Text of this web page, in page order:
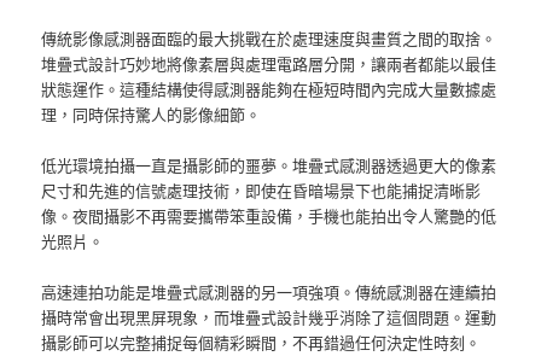
傳統影像感測器面臨的最大挑戰在於處理速度與畫質之間的取捨。
堆疊式設計巧妙地將像素層與處理電路層分開，讓兩者都能以最佳
狀態運作。這種結構使得感測器能夠在極短時間內完成大量數據處
理，同時保持驚人的影像細節。
低光環境拍攝一直是攝影師的噩夢。堆疊式感測器透過更大的像素
尺寸和先進的信號處理技術，即使在昏暗場景下也能捕捉清晰影
像。夜間攝影不再需要攜帶笨重設備，手機也能拍出令人驚艷的低
光照片。
高速連拍功能是堆疊式感測器的另一項強項。傳統感測器在連續拍
攝時常會出現黑屏現象，而堆疊式設計幾乎消除了這個問題。運動
攝影師可以完整捕捉每個精彩瞬間，不再錯過任何決定性時刻。